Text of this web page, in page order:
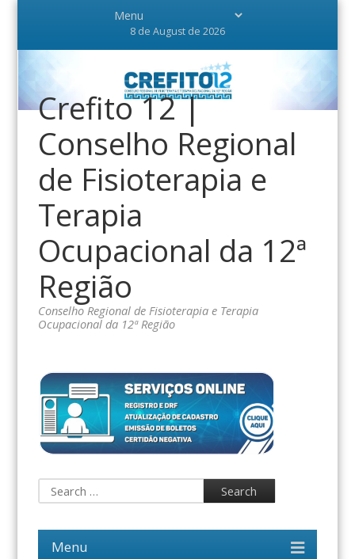
8 de August de 2026
Crefito 12 |
Conselho Regional
de Fisioterapia e
Terapia
Ocupacional da 12ª
Região
Conselho Regional de Fisioterapia e Terapia
Ocupacional da 12ª Região